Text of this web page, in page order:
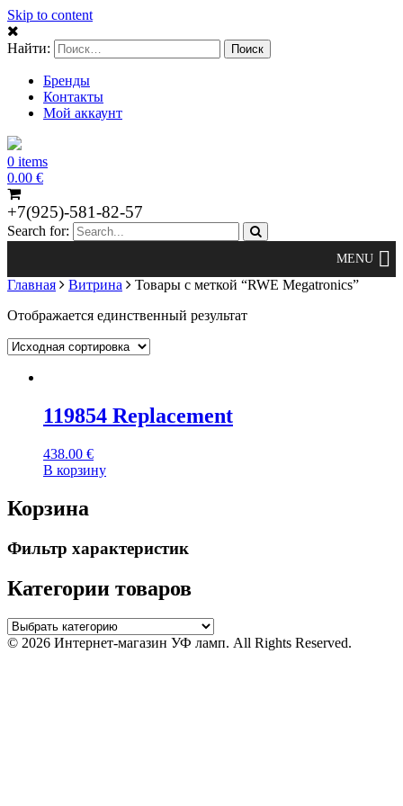
Skip to content
Найти:
Бренды
Контакты
Мой аккаунт
0 items
0.00 €
+7(925)-581-82-57
Search for:
Главная Витрина
Товары с меткой “RWE Megatronics”
Отображается единственный результат
119854 Replacement
438.00 €
В корзину
Корзина
Фильтр характеристик
Категории товаров
© 2026 Интернет-магазин УФ ламп. All Rights Reserved.